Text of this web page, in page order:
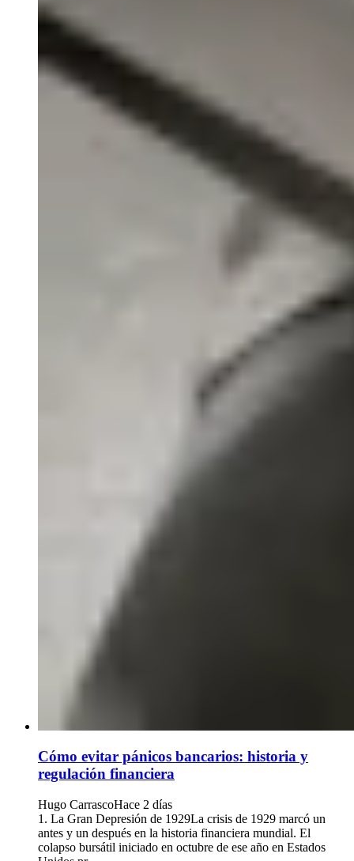
Cómo evitar pánicos bancarios: historia y
regulación financiera
Hugo CarrascoHace 2 días
1. La Gran Depresión de 1929La crisis de 1929 marcó un
antes y un después en la historia financiera mundial. El
colapso bursátil iniciado en octubre de ese año en Estados